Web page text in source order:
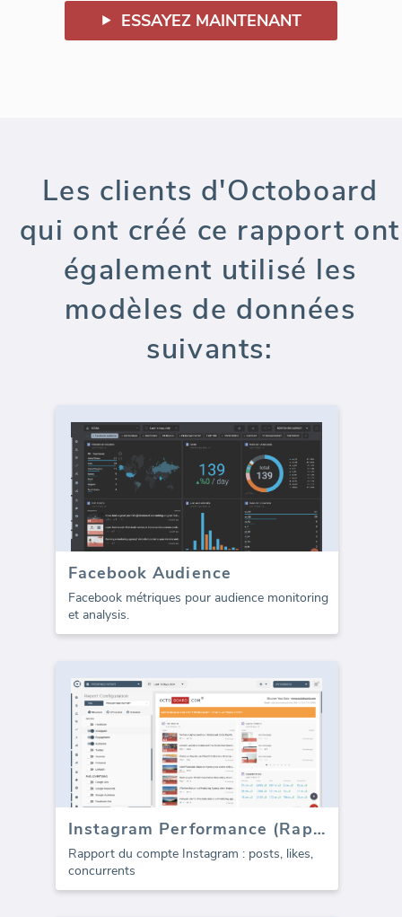
ESSAYEZ MAINTENANT
Les clients d'Octoboard
qui ont créé ce rapport ont
également utilisé les
modèles de données
suivants:
Facebook Audience
Facebook métriques pour audience monitoring
et analysis.
Instagram Performance (Rapport)
Rapport du compte Instagram : posts, likes,
concurrents